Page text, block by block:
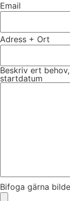
Email
Adress + Ort
Beskriv ert
startdatum
Bifoga gärna